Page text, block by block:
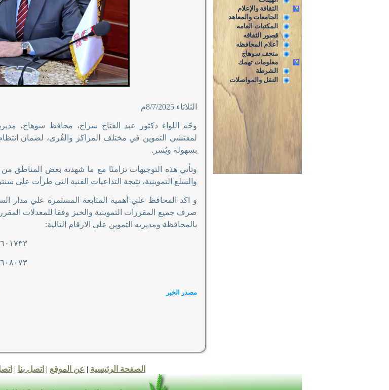
الثقافة والإعلام
الجامعات والمعاهد
المكتبات العامه
قصور الثقافه
أعلام المحافظه
متحف سوهاج
معلومات تهمك
الشرطة
النقل والمواصلات
الثلاثاء 8/7/2025م
وجّه اللواء دكتور عبد الفتاح سراج، محافظ سوهاج،
لمفتشي التموين في مختلف المراكز والقُرى، لضمان
بسهولة ويُسر .
وتأتي هذه التوجيهات تزامنًا مع ما شهدته بعض
والسلع التموينية، نتيجة التداعيات الفنية التي طرأت على
و اكد المحافظ علي أهمية المتابعة المستمرة علي مدار
صرف جميع المقررات التموينية والخبز وفقا للمعدلات
بالمحافظة ومديريه التموين علي الارقام التالية:
مصدر الخبر
الصفحة الرئيسية | عن الموقع | اتصل بنا |